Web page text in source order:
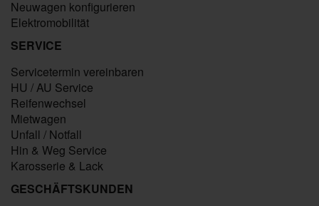
Neuwagen konfigurieren
Elektromobilität
SERVICE
Servicetermin vereinbaren
HU / AU Service
Reifenwechsel
Mietwagen
Unfall / Notfall
Hin & Weg Service
Karosserie & Lack
GESCHÄFTSKUNDEN